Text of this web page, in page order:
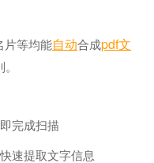
片等均能自动合成pdf文
完成扫描
速提取文字信息